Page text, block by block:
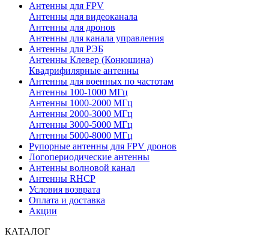
Антенны для FPV
Антенны для видеоканала
Антенны для дронов
Антенны для канала управления
Антенны для РЭБ
Антенны Клевер (Конюшина)
Квадрифилярные антенны
Антенны для военных по частотам
Антенны 100-1000 МГц
Антенны 1000-2000 МГц
Антенны 2000-3000 МГц
Антенны 3000-5000 МГц
Антенны 5000-8000 МГц
Рупорные антенны для FPV дронов
Логопериодические антенны
Антенны волновой канал
Антенны RHCP
Условия возврата
Оплата и доставка
Акции
КАТАЛОГ